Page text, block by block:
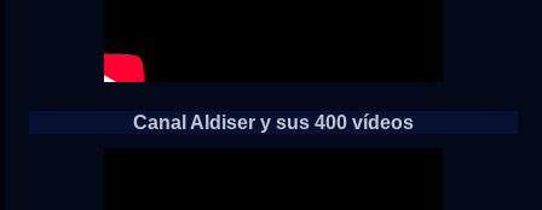
Canal Aldiser y sus 400 vídeos